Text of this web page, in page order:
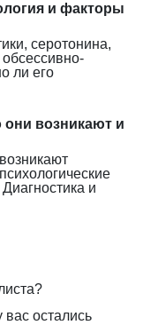
и факторы
серотонина,
обсессивно-
ли его
они возникают и
и
вас остались